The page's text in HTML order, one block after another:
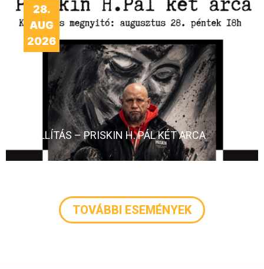
28.
AUG
2026
KIÁLLÍTÁS – PRISKIN H. PÁL KÉT ARCA
TOVÁBBI ESEMÉNYEK